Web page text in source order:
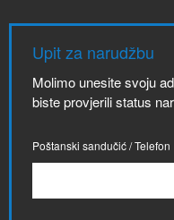
Upit za narudžbu
Molimo unesite svoju
biste provjerili status
Poštanski sandučić / Telefon